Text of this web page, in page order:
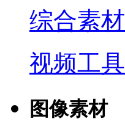
综合素材
视频工具
图像素材